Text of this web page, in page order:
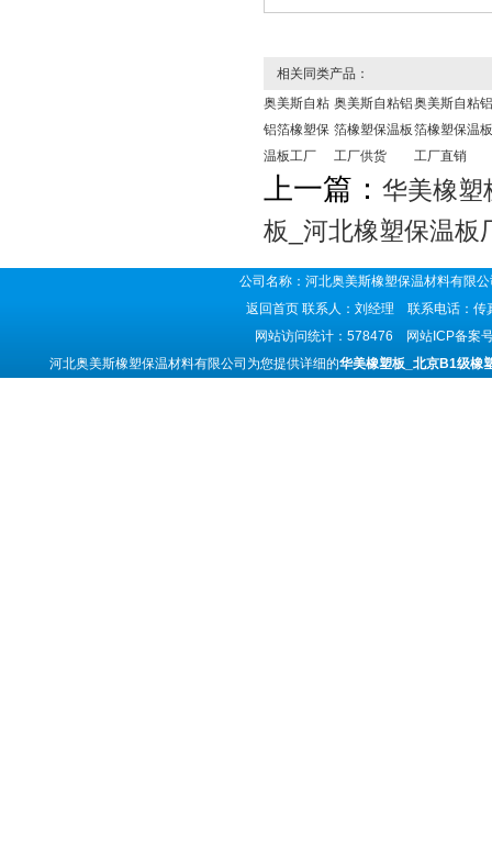
相关同类产品：
奥美斯自粘
铝箔橡塑保
温板工厂
奥美斯自粘铝
箔橡塑保温板
工厂供货
奥美斯自粘铝
箔橡塑保温板
工厂直销
上一篇： 华美橡塑
板_河北橡塑保温板
公司名称：河北奥美斯橡塑保温材料有
返回首页 联系人：刘经理 联系电话：
网站访问统计：578476 网站ICP备案
河北奥美斯橡塑保温材料有限公司为您提供详细的华美橡塑板_北京B1级橡